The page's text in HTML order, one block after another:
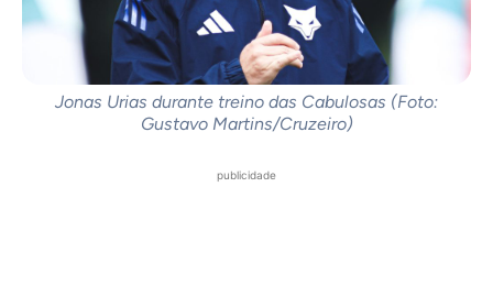
Jonas Urias durante treino das Cabulosas (Foto:
Gustavo Martins/Cruzeiro)
publicidade